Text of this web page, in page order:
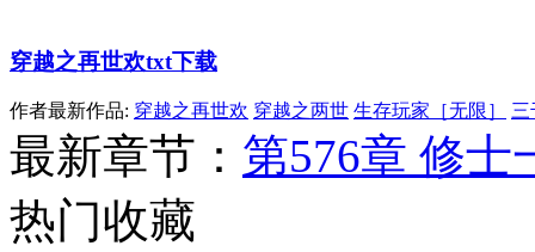
穿越之再世欢txt下载
作者最新作品: 穿越之再世欢 穿越之两世 生存玩家［无限］ 三
最新章节： 第576章 修士
热门收藏